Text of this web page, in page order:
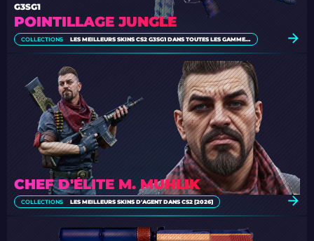
POINTILLAGE JUNGLE
G3SG1
COLLECTIONS LES MEILLEURS SKINS CS2 G3SG1 DANS TOUTES LES GAMMES DE PRIX
CHEF D'ÉLITE M. MUHLIK
COLLECTIONS LES MEILLEURS SKINS D'AGENT DANS CS2 [2026]